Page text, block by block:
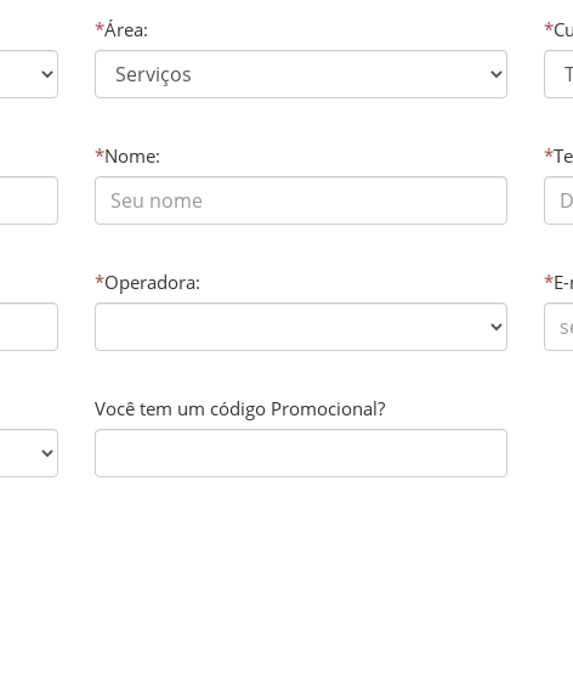
*Área: *
*Nome: *
*Operadora: *
Você tem um código Promocional?